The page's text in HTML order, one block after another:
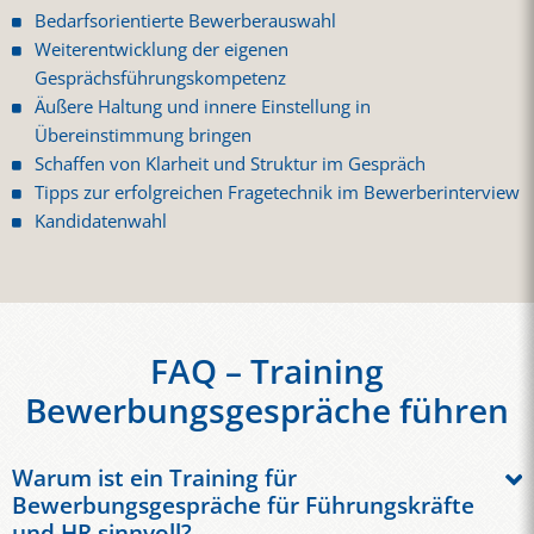
Bedarfsorientierte Bewerberauswahl
Weiterentwicklung der eigenen
Gesprächsführungskompetenz
Äußere Haltung und innere Einstellung in
Übereinstimmung bringen
Schaffen von Klarheit und Struktur im Gespräch
Tipps zur erfolgreichen Fragetechnik im Bewerberinterview
Kandidatenwahl
FAQ – Training
Bewerbungsgespräche führen
Warum ist ein Training für
Bewerbungsgespräche für Führungskräfte